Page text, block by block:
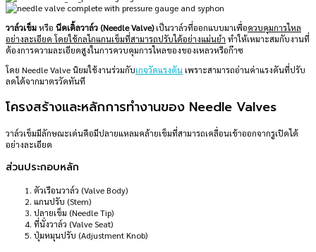
วาล์วเข็มหรือ นีดเดิ้ลวาล์ว (Needle Valve)เป็นวาล์วที่ออกแบบมาเพื่อควบคุมการไหล
อย่างละเอียด โดยใช้กลไกแกนเข็มที่สามารถปรับได้อย่างแม่นยำ ทำให้เหมาะสมกับงานที่
ต้องการความละเอียดสูงในการควบคุมการไหลของของเหลวหรือก๊าซ
โดย Needle Valve นิยมใช้งานร่วมกับเกจวัดแรงดันเพราะสามารถอ่านค่าแรงดันที่ปรับ
ลดได้จากมาตรวัดทันที
โครงสร้างและหลักการทำงานของ Needle Valves
วาล์วเข็มมีลักษณะเด่นคือมีปลายแหลมคล้ายเข็มที่สามารถเคลื่อนเข้าออกจากรูเปิดได้
อย่างละเอียด
ส่วนประกอบหลัก
ตัวเรือนวาล์ว (Valve Body)
แกนปรับ (Stem)
ปลายเข็ม (Needle Tip)
ที่นั่งวาล์ว (Valve Seat)
ปุ่มหมุนปรับ (Adjustment Knob)